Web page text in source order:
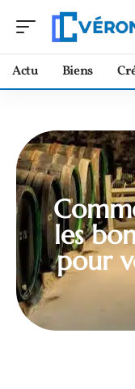
Actu Biens
les
pour